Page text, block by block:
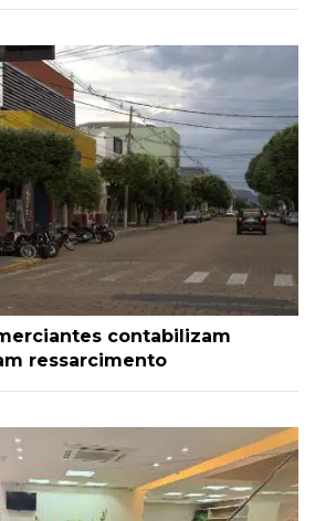
contabilizam
ressarcimento